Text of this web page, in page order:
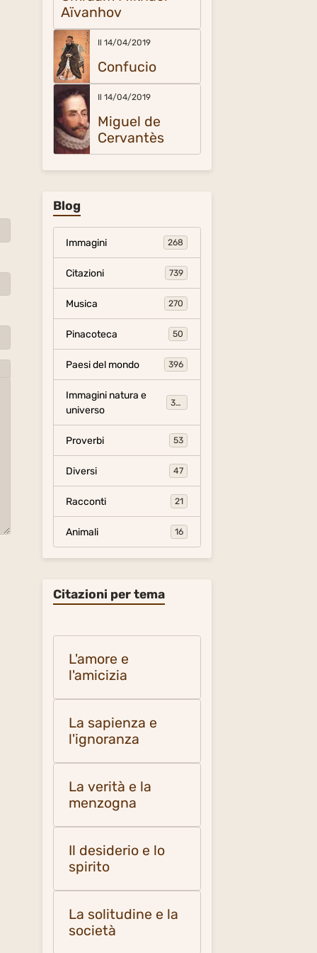
Aïvanhov
Il 14/04/2019
Confucio
Il 14/04/2019
Miguel de
Cervantès
Blog
Immagini 268
Citazioni 739
Musica 270
Pinacoteca 50
Paesi del mondo 396
Immagini natura e
universo
306
Proverbi 53
Diversi 47
Racconti 21
Animali 16
Citazioni per tema
L'amore e
l'amicizia
La sapienza e
l'ignoranza
La verità e la
menzogna
Il desiderio e lo
spirito
La solitudine e la
società